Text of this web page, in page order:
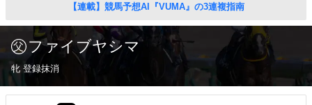
【連載】競馬予想AI『VUMA』の3連複指南
ファイブヤシマ
牝 登録抹消